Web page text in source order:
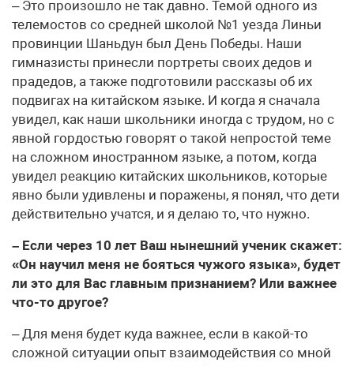
– Это произошло не так давно. Темой одного из
телемостов со средней школой №1 уезда Линьи
провинции Шаньдун был День Победы. Наши
гимназисты принесли портреты своих дедов и
прадедов, а также подготовили рассказы об их
подвигах на китайском языке. И когда я сначала
увидел, как наши школьники иногда с трудом, но с
явной гордостью говорят о такой непростой теме
на сложном иностранном языке, а потом, когда
увидел реакцию китайских школьников, которые
явно были удивлены и поражены, я понял, что дети
действительно учатся, и я делаю то, что нужно.
– Если через 10 лет Ваш нынешний ученик скажет:
«Он научил меня не бояться чужого языка», будет
ли это для Вас главным признанием? Или важнее
что-то другое?
– Для меня будет куда важнее, если в какой-то
сложной ситуации опыт взаимодействия со мной